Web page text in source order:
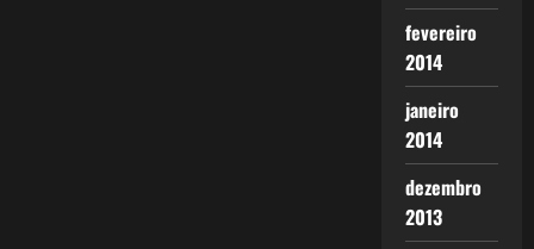
fevereiro
2014
janeiro
2014
dezembro
2013